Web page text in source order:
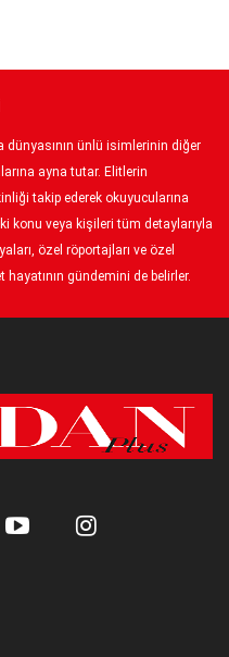
ünlü isimlerinin diğer
ayna tutar. Elitlerin
takip ederek okuyucularına
konu veya kişileri tüm detaylarıyla
özel röportajları ve özel
gündemini de belirler.